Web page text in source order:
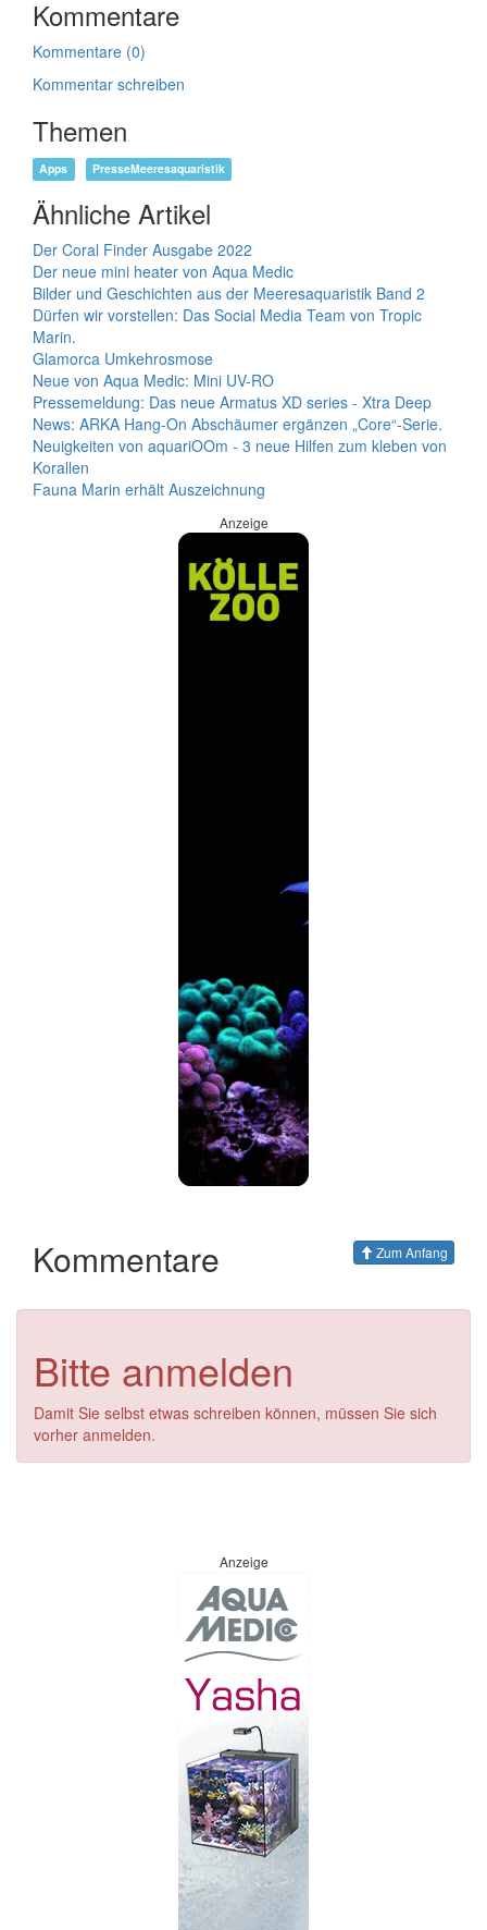
Kommentare
Kommentare (0)
Kommentar schreiben
Themen
Apps PresseMeeresaquaristik
Ähnliche Artikel
Der Coral Finder Ausgabe 2022
Der neue mini heater von Aqua Medic
Bilder und Geschichten aus der Meeresaquaristik Band 2
Dürfen wir vorstellen: Das Social Media Team von Tropic
Marin.
Glamorca Umkehrosmose
Neue von Aqua Medic: Mini UV-RO
Pressemeldung: Das neue Armatus XD series - Xtra Deep
News: ARKA Hang-On Abschäumer ergänzen „Core“-Serie.
Neuigkeiten von aquariOOm - 3 neue Hilfen zum kleben von
Korallen
Fauna Marin erhält Auszeichnung
Anzeige
Kommentare Zum Anfang
Bitte anmelden
Damit Sie selbst etwas schreiben können, müssen Sie sich
vorher anmelden.
Anzeige